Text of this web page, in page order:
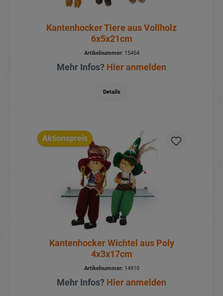
Kantenhocker Tiere aus Vollholz
6x5x21cm
Artikelnummer:15454
Mehr Infos? Hier anmelden
Details
Aktionspreis
Kantenhocker Wichtel aus Poly
4x3x17cm
Artikelnummer:14910
Mehr Infos? Hier anmelden